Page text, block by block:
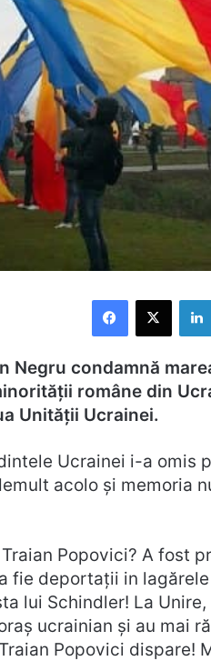
Facebook
X
Negru condamnă
române din
Unității Ucrainei.
Ucrainei i-a
acolo și memoria
Popovici? A fost
fie deportații in
lui Schindler! La
ucrainian și au mai
Popovici dispare!